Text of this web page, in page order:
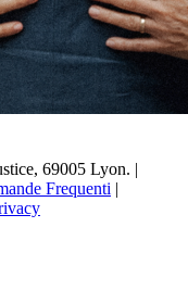
69005 Lyon. |
Frequenti |